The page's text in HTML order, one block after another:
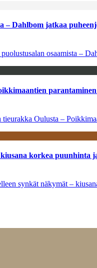
– Dahlbom jatkaa
osaamista –
Oulusta –
korkea puunhinta
synkät näkymät –